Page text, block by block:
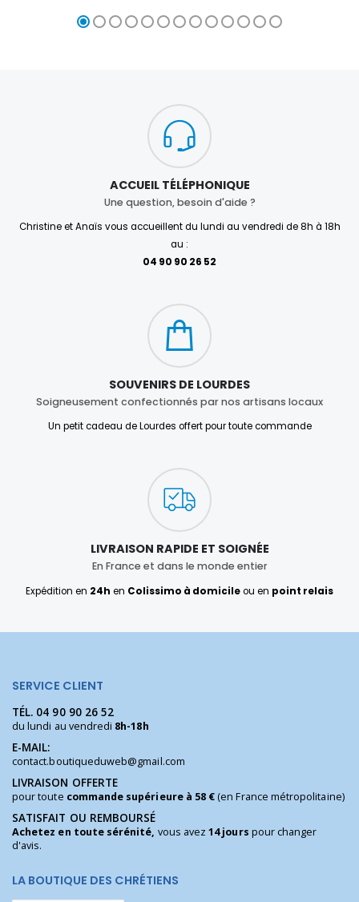
ACCUEIL TÉLÉPHONIQUE
Une question, besoin d'aide ?
Christine et Anaïs vous accueillent du lundi au vendredi de 8h à 18h
au :
04 90 90 26 52
SOUVENIRS DE LOURDES
Soigneusement confectionnés par nos artisans locaux
Un petit cadeau de Lourdes offert pour toute commande
LIVRAISON RAPIDE ET SOIGNÉE
En France et dans le monde entier
Expédition en 24h en Colissimo à domicileou en point relais
SERVICE CLIENT
TÉL. 04 90 90 26 52
du lundi au vendredi 8h-18h
E-MAIL:
contact.boutiqueduweb@gmail.com
LIVRAISON OFFERTE
pour toute commande supérieure à 58 €(en France métropolitaine)
SATISFAIT OU REMBOURSÉ
Achetez en toute sérénité, vous avez14 jours pour changer
d'avis.
LA BOUTIQUE DES CHRÉTIENS